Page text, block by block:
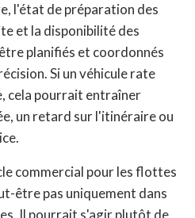
l'état de préparation des
et la disponibilité des
planifiés et coordonnés
Si un véhicule rate
cela pourrait entraîner
un retard sur l'itinéraire ou
commercial pour les flottes
être pas uniquement dans